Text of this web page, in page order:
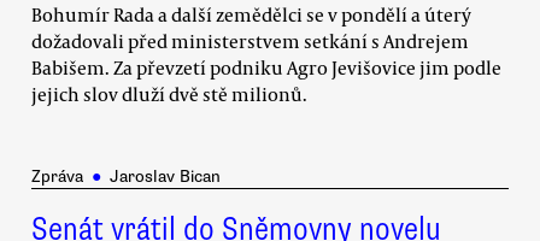
Bohumír Rada a další zemědělci se v pondělí a úterý
dožadovali před ministerstvem setkání s Andrejem
Babišem. Za převzetí podniku Agro Jevišovice jim podle
jejich slov dluží dvě stě milionů.
Zpráva ● Jaroslav Bican
Senát vrátil do Sněmovny novelu